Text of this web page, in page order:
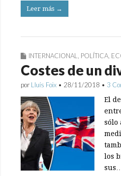
Leer más →
INTERNACIONAL, POLÍTICA,
Costes de un
por Lluís Foix • 28/11/2018 • 3
El
sólo
los